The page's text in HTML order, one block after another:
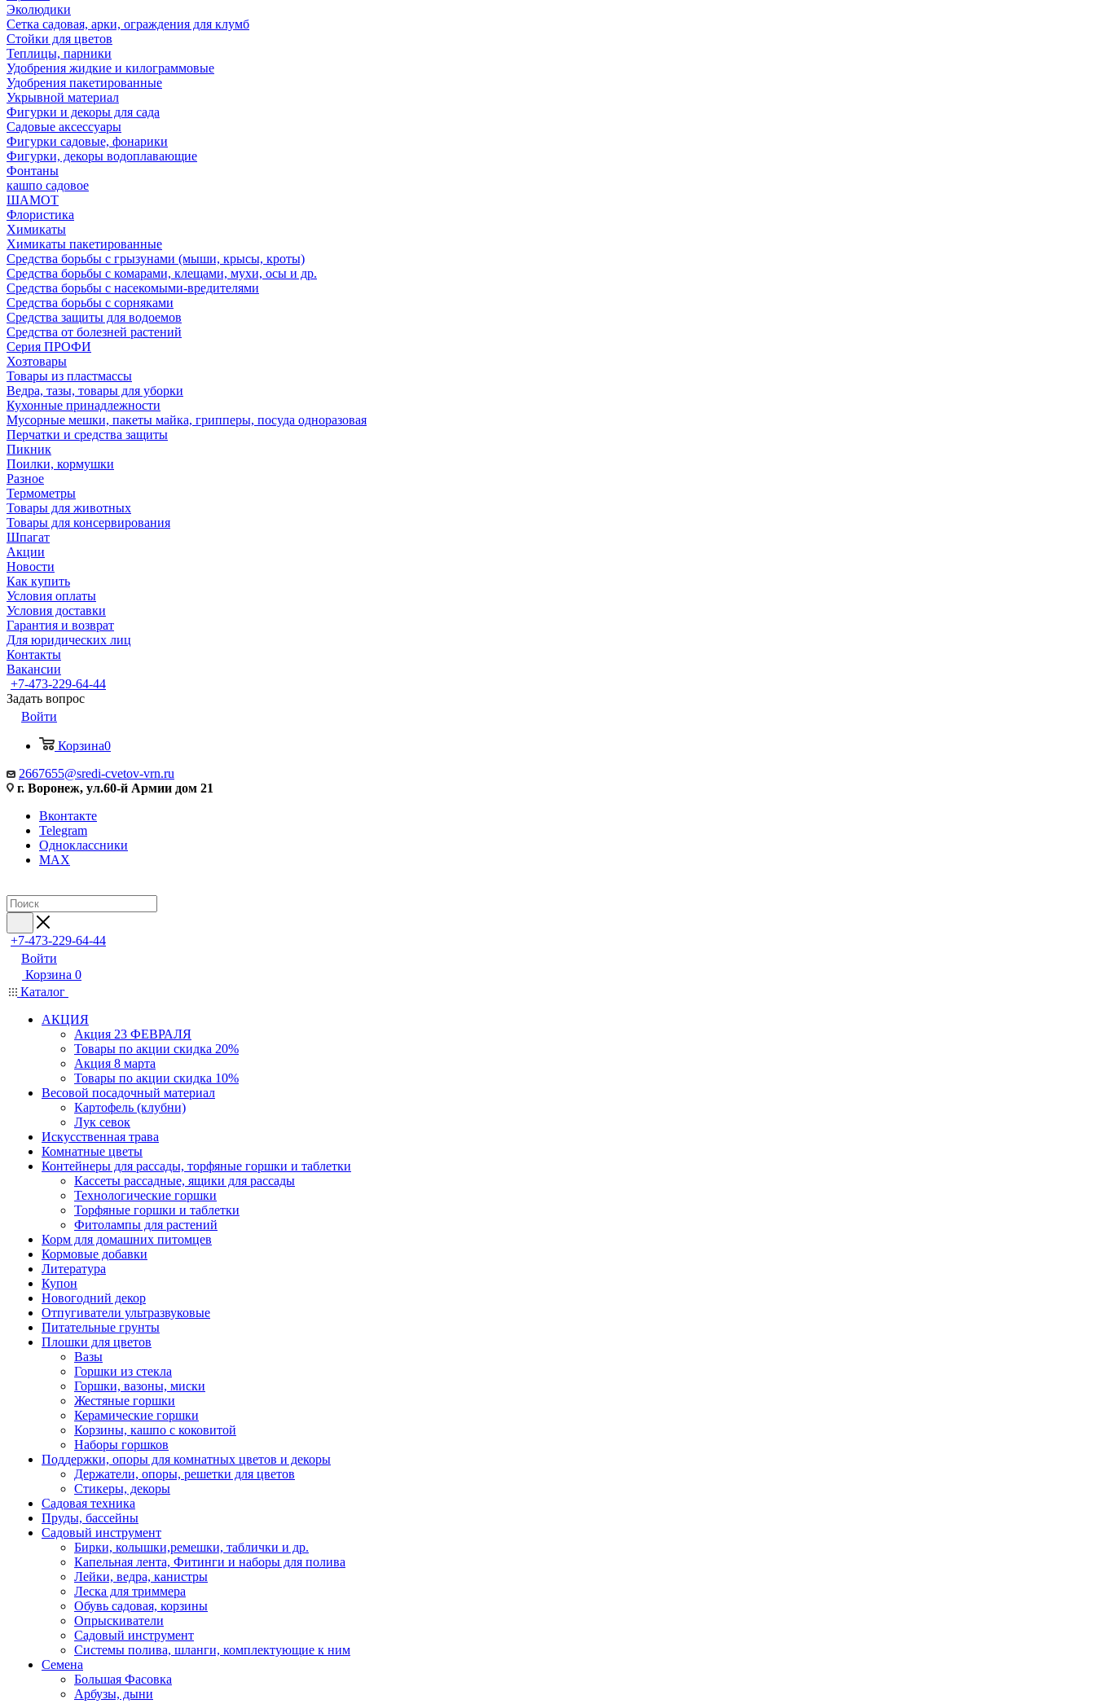
Эколюдики
Сетка садовая, арки, ограждения для клумб
Стойки для цветов
Теплицы, парники
Удобрения жидкие и килограммовые
Удобрения пакетированные
Укрывной материал
Фигурки и декоры для сада
Садовые аксессуары
Фигурки садовые, фонарики
Фигурки, декоры водоплавающие
Фонтаны
кашпо садовое
ШАМОТ
Флористика
Химикаты
Химикаты пакетированные
Средства борьбы с грызунами (мыши, крысы, кроты)
Средства борьбы с комарами, клещами, мухи, осы и др.
Средства борьбы с насекомыми-вредителями
Средства борьбы с сорняками
Средства защиты для водоемов
Средства от болезней растений
Серия ПРОФИ
Хозтовары
Товары из пластмассы
Ведра, тазы, товары для уборки
Кухонные принадлежности
Мусорные мешки, пакеты майка, грипперы, посуда одноразовая
Перчатки и средства защиты
Пикник
Поилки, кормушки
Разное
Термометры
Товары для животных
Товары для консервирования
Шпагат
Акции
Новости
Как купить
Условия оплаты
Условия доставки
Гарантия и возврат
Для юридических лиц
Контакты
Вакансии
+7-473-229-64-44
Задать вопрос
Войти
Корзина0
2667655@sredi-cvetov-vrn.ru
г. Воронеж, ул.60-й Армии дом 21
Вконтакте
Telegram
Одноклассники
MAX
+7-473-229-64-44
Войти
Корзина 0
Каталог
АКЦИЯ
Акция 23 ФЕВРАЛЯ
Товары по акции скидка 20%
Акция 8 марта
Товары по акции скидка 10%
Весовой посадочный материал
Картофель (клубни)
Лук севок
Искусственная трава
Комнатные цветы
Контейнеры для рассады, торфяные горшки и таблетки
Кассеты рассадные, ящики для рассады
Технологические горшки
Торфяные горшки и таблетки
Фитолампы для растений
Корм для домашних питомцев
Кормовые добавки
Литература
Купон
Новогодний декор
Отпугиватели ультразвуковые
Питательные грунты
Плошки для цветов
Вазы
Горшки из стекла
Горшки, вазоны, миски
Жестяные горшки
Керамические горшки
Корзины, кашпо с коковитой
Наборы горшков
Поддержки, опоры для комнатных цветов и декоры
Держатели, опоры, решетки для цветов
Стикеры, декоры
Садовая техника
Пруды, бассейны
Садовый инструмент
Бирки, колышки,ремешки, таблички и др.
Капельная лента, Фитинги и наборы для полива
Лейки, ведра, канистры
Леска для триммера
Обувь садовая, корзины
Опрыскиватели
Садовый инструмент
Системы полива, шланги, комплектующие к ним
Семена
Большая Фасовка
Арбузы, дыни